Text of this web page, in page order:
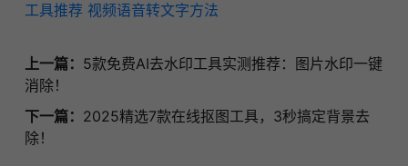
工具推荐 视频语音转文字方法
上一篇： 5款免费AI去水印工具实测推荐：图片水印一键
消除！
下一篇： 2025精选7款在线抠图工具，3秒搞定背景去
除！